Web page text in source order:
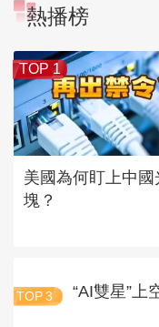
熱播榜
TOP 1
美國為何盯上中國
塊？
TOP 3 “AI雙星”上